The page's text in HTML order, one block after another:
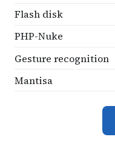
Flash disk
PHP-Nuke
Gesture recognition
Mantisa